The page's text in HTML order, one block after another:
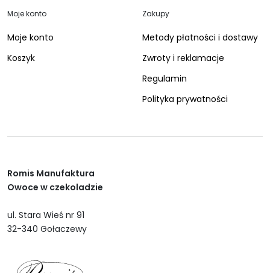
Moje konto
Moje konto
Koszyk
Zakupy
Metody płatności i dostawy
Zwroty i reklamacje
Regulamin
Polityka prywatności
Romis Manufaktura
Owoce w czekoladzie
ul. Stara Wieś nr 91
32-340 Gołaczewy